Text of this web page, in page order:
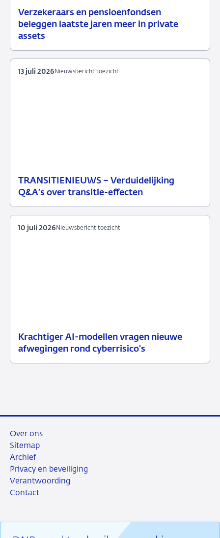
Verzekeraars en pensioenfondsen
beleggen laatste jaren meer in private
assets
15
juli
Nieuwsbericht
toezicht
TRANSITIENIEUWS – Verduidelijking
Q&A’s over transitie-effecten
13
Nieuwsbericht
Nieuwsbericht toezicht
13 juli 2026
Krachtiger AI-modellen vragen nieuwe
afwegingen rond cyberrisico's
10
Nieuwsbericht
Nieuwsbericht toezicht
10 juli 2026
Over ons
Sitemap
Archief
Privacy en beveiliging
Verantwoording
Contact